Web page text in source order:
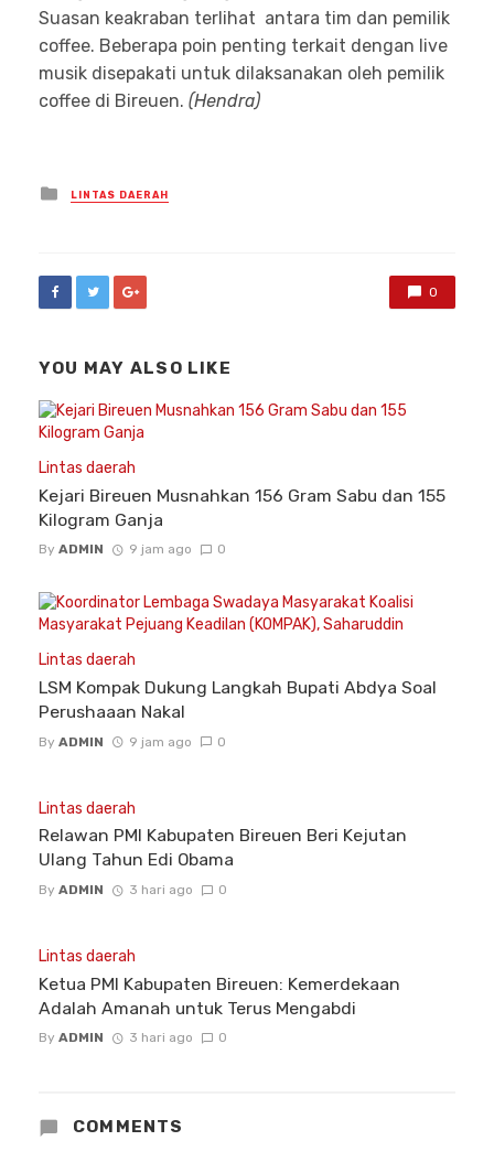
Suasan keakraban terlihat antara tim dan pemilik
coffee. Beberapa poin penting terkait dengan live
musik disepakati untuk dilaksanakan oleh pemilik
coffee di Bireuen. (Hendra)
Posted
in
LINTAS DAERAH
0
YOU MAY ALSO LIKE
Lintas daerah
Kejari Bireuen Musnahkan 156 Gram Sabu dan 155
Kilogram Ganja
By ADMIN 9 jam ago 0
Lintas daerah
LSM Kompak Dukung Langkah Bupati Abdya Soal
Perushaaan Nakal
By ADMIN 9 jam ago 0
Lintas daerah
Relawan PMI Kabupaten Bireuen Beri Kejutan
Ulang Tahun Edi Obama
By ADMIN 3 hari ago 0
Lintas daerah
Ketua PMI Kabupaten Bireuen: Kemerdekaan
Adalah Amanah untuk Terus Mengabdi
By ADMIN 3 hari ago 0
COMMENTS